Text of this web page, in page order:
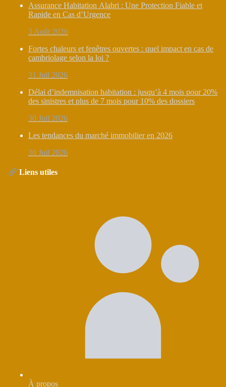
Assurance Habitation Alabri : Une Protection Fiable et
Rapide en Cas d’Urgence
3 Août 2026
Fortes chaleurs et fenêtres ouvertes : quel impact en cas de
cambriolage selon la loi ?
31 Juil 2026
Délai d’indemnisation habitation : jusqu’à 4 mois pour 20%
des sinistres et plus de 7 mois pour 10% des dossiers
30 Juil 2026
Les tendances du marché immobilier en 2026
30 Juil 2026
Liens utiles
À propos